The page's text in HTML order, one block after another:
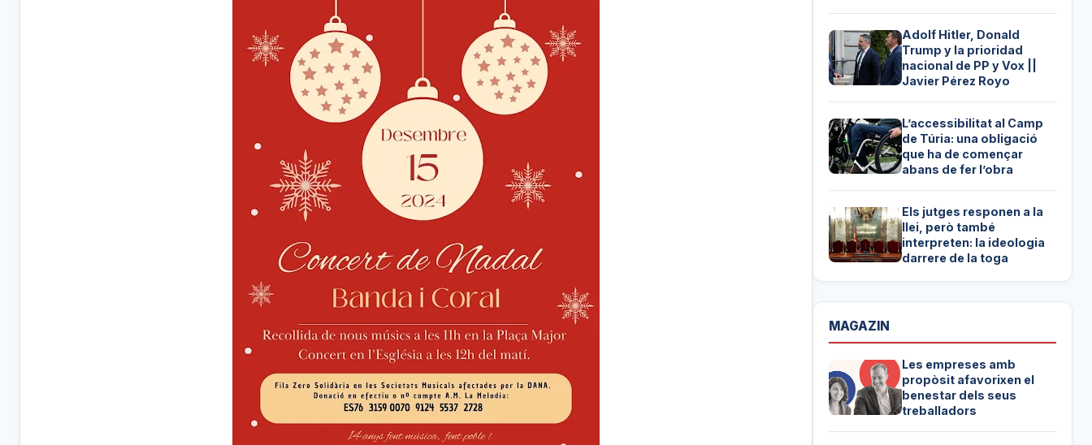
Adolf Hitler, Donald
Trump y la prioridad
nacional de PP y Vox ||
Javier Pérez Royo
L’accessibilitat al Camp
de Túria: una obligació
que ha de començar
abans de fer l’obra
Els jutges responen a la
llei, però també
interpreten: la ideologia
darrere de la toga
MAGAZIN
Les empreses amb
propòsit afavorixen el
benestar dels seus
treballadors